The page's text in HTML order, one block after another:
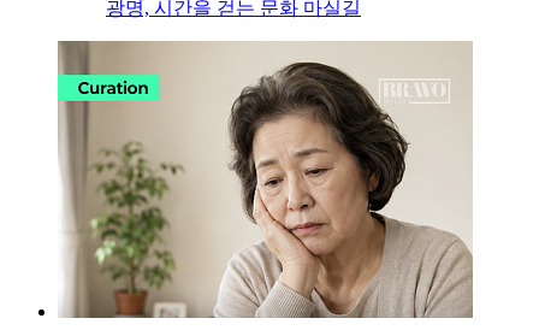
광명, 시간을 걷는 문화 마실길